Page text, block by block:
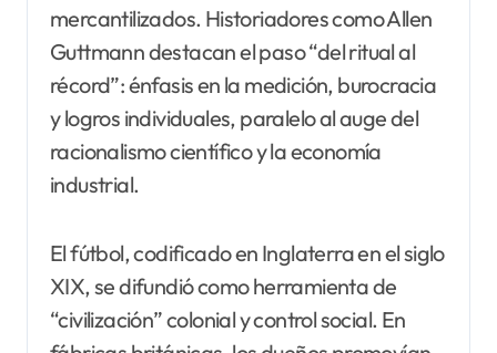
mercantilizados. Historiadores como Allen
Guttmann destacan el paso “del ritual al
récord”: énfasis en la medición, burocracia
y logros individuales, paralelo al auge del
racionalismo científico y la economía
industrial.
El fútbol, codificado en Inglaterra en el siglo
XIX, se difundió como herramienta de
“civilización” colonial y control social. En